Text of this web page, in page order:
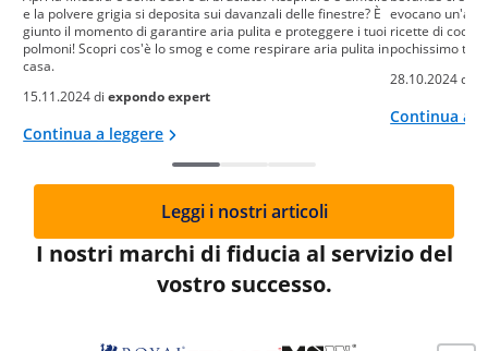
e la polvere grigia si deposita sui davanzali delle finestre? È
giunto il momento di garantire aria pulita e proteggere i tuoi
polmoni! Scopri cos'è lo smog e come respirare aria pulita in
casa.
15.11.2024 diexpondo expert
Continua a leggere
evocano
ricette di
pochissimo
28.10.2024 di
Continua a
Leggi i nostri articoli
I nostri marchi di fiducia al servizio del
vostro successo.